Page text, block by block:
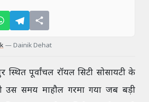
— Dainik Dehat
स्थित पूर्वांचल रॉयल सिटी सोसायटी के
उस समय माहौल गरमा गया जब बड़ी